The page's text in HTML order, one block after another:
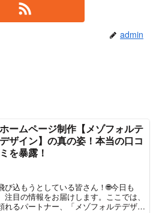
admin
ホームページ制作【メゾフォルテ
デザイン】の真の姿！本当の口コ
ミを暴露！
込もうとしている皆さん！🌐今日も
目の情報をお届けします。ここでは、
れるパートナー、「メゾフォルテデザイ